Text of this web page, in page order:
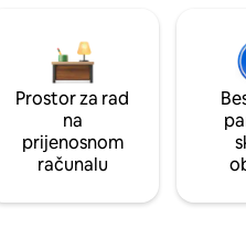
Prostor za rad
na
prijenosnom
računalu